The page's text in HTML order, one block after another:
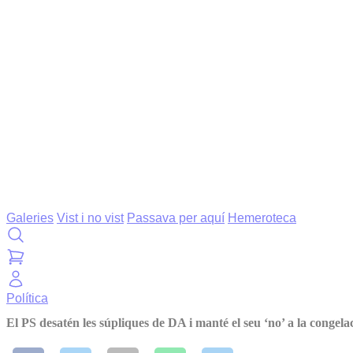
Galeries Vist i no vist Passava per aquí Hemeroteca
Política
El PS desatén les súpliques de DA i manté el seu ‘no’ a la